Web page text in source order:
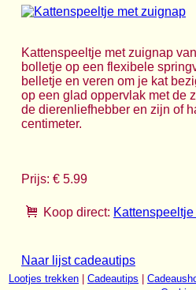
Kattenspeeltje met zuignap
bolletje op een flexibele
belletje en veren om je kat
op een glad oppervlak met de
de dierenliefhebber en zijn of
centimeter.
Prijs: € 5.99
Koop direct:
Naar lijst cadeautips
Lootjes trekken Cadeautips